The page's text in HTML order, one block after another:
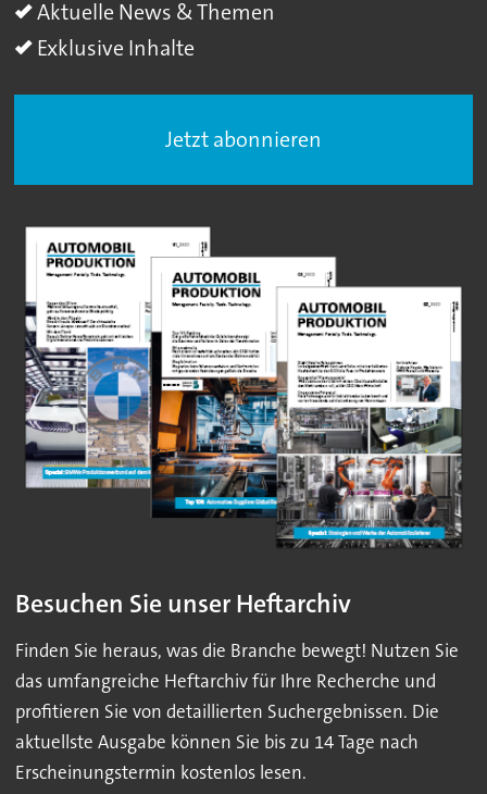
Aktuelle News & Themen
Exklusive Inhalte
Jetzt abonnieren
Besuchen Sie unser Heftarchiv
Finden Sie heraus, was die Branche bewegt! Nutzen Sie
das umfangreiche Heftarchiv für Ihre Recherche und
profitieren Sie von detaillierten Suchergebnissen. Die
aktuellste Ausgabe können Sie bis zu 14 Tage nach
Erscheinungstermin kostenlos lesen.